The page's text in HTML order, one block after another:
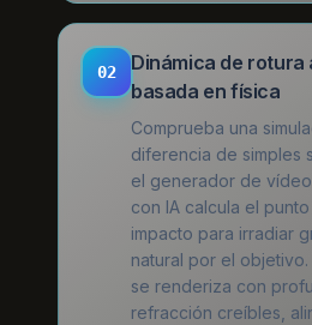
02
Dinámica de rotura
basada en física
Comprueba una
diferencia de simples
el generador de
con IA calcula el
impacto para irradiar
natural por el
se renderiza con
refracción creíbles,